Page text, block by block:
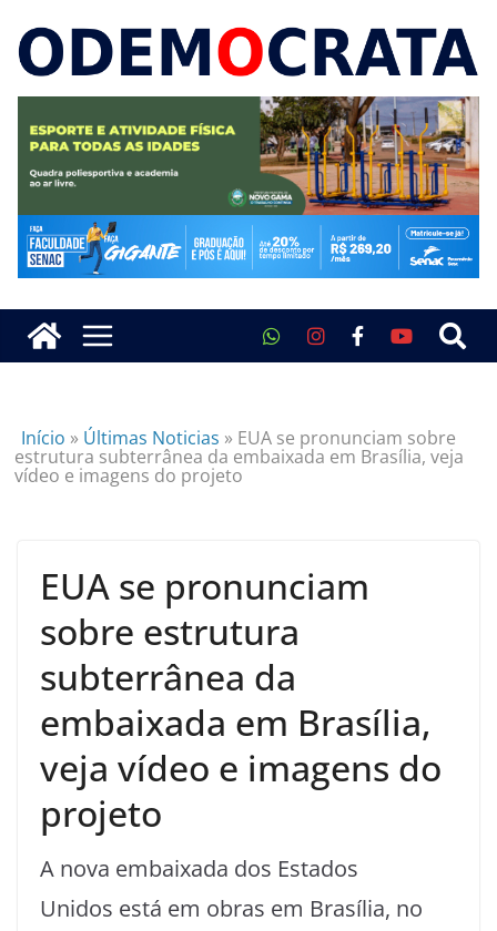
Início » Últimas Noticias » EUA se pronunciam sobre
estrutura subterrânea da embaixada em Brasília, veja
vídeo e imagens do projeto
EUA se pronunciam
sobre estrutura
subterrânea da
embaixada em Brasília,
veja vídeo e imagens do
projeto
A nova embaixada dos Estados
Unidos está em obras em Brasília, no